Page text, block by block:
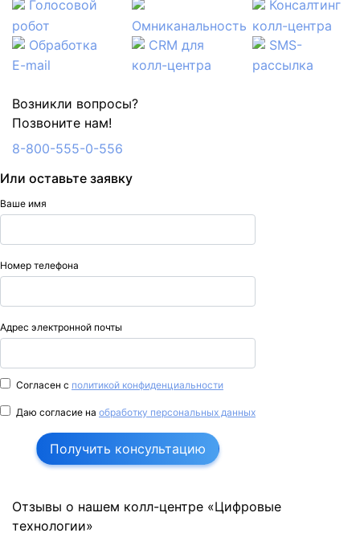
Голосовой
робот
Омниканальность
Консалтинг
колл-центра
Обработка
E-mail
CRM для
колл-центра
SMS-
рассылка
Возникли вопросы?
Позвоните нам!
8-800-555-0-556
Или оставьте заявку
Ваше имя
Номер телефона
Адрес электронной почты
Согласен с политикой конфиденциальности
Даю согласие на обработку персональных данных
Получить консультацию
Отзывы о нашем колл-центре «Цифровые
технологии»